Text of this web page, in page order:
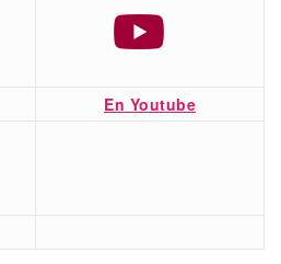
En Youtube